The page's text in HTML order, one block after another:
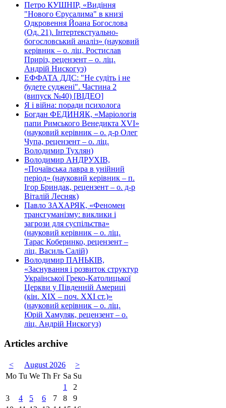
Петро КУШНІР, «Видіння
"Нового Єрусалима" в книзі
Одкровення Йоана Богослова
(Од. 21). Інтертекстуально-
богословський аналіз» (науковий
керівник – о. ліц. Ростислав
Приріз, рецензент – о. ліц.
Андрій Нискогуз)
ЕФФАТА ДДС: "Не судіть і не
будете суджені". Частина 2
(випуск №40) [ВІДЕО]
Я і війна: поради психолога
Богдан ФЕДИНЯК, «Маріологія
папи Римського Венедикта XVI»
(науковий керівник – о. д-р Олег
Чупа, рецензент – о. ліц.
Володимир Тухлян)
Володимир АНДРУХІВ,
«Почаївська лавра в унійний
період» (науковий керівник – п.
Ігор Бриндак, рецензент – о. д-р
Віталій Лесняк)
Павло ЗАХАРЯК, «Феномен
трансгуманізму: виклики і
загрози для суспільства»
(науковий керівник – о. ліц.
Тарас Коберинко, рецензент –
ліц. Василь Салій)
Володимир ПАНЬКІВ,
«Заснування і розвиток структур
Української Греко-Католицької
Церкви у Південній Америці
(кін. ХІХ – поч. ХХІ ст.)»
(науковий керівник – о. ліц.
Юрій Хамуляк, рецензент – о.
ліц. Андрій Нискогуз)
Articles archive
< August 2026
>
Mo Tu We Th Fr Sa Su
1
2
3
4 5 6 7 8
9